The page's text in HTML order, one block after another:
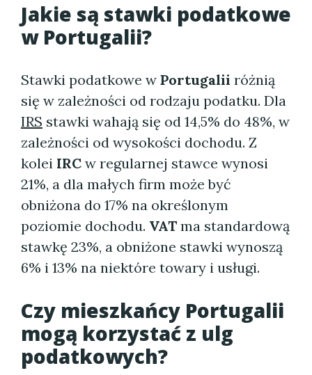
Jakie są stawki podatkowe
w Portugalii?
Stawki podatkowe w Portugalii różnią
się w zależności od rodzaju podatku. Dla
IRS stawki wahają się od 14,5% do 48%, w
zależności od wysokości dochodu. Z
kolei IRC w regularnej stawce wynosi
21%, a dla małych firm może być
obniżona do 17% na określonym
poziomie dochodu. VAT ma standardową
stawkę 23%, a obniżone stawki wynoszą
6% i 13% na niektóre towary i usługi.
Czy mieszkańcy Portugalii
mogą korzystać z ulg
podatkowych?